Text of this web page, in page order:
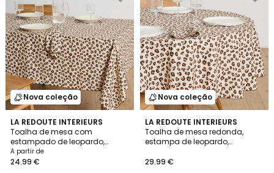
Nova coleção
LA REDOUTE INTERIEURS
Toalha de mesa com
estampado de leopardo,
algodão, LEOPOLD
A partir de
24.99 €
Nova coleção
LA REDOUTE INTERIEURS
Toalha de mesa redonda,
estampa de leopardo,
29.99 €